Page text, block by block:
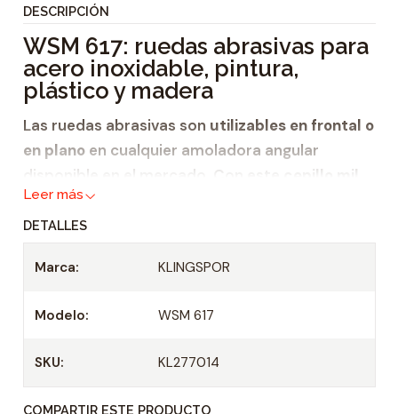
i
d
a
d
DESCRIPCIÓN
WSM 617: ruedas abrasivas para
acero inoxidable, pintura,
plástico y madera
Las ruedas abrasivas son utilizables en frontal o
en planoen cualquier amoladora angular
disponible en el mercado. Con este
cepillo mil
hojasse pueden mecanizar**
acero,
acero inoxidable,
plástico y
El montaje delcepillo mil hojasen la amoladora
angular se puede realizar de manera sencilla y
Leer más
DETALLES
Marca: KLINGSPOR
Modelo: WSM 617
SKU: KL277014
COMPARTIR ESTE PRODUCTO